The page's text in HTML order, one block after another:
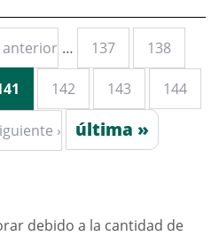
anterior … 137 138
142 143 144
› última »
debido a la cantidad de